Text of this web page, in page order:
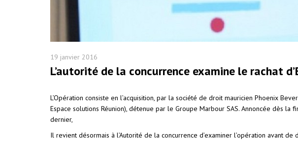
19 janvier 2016
L’autorité de la concurrence examine le rachat
L’Opération consiste en l’acquisition, par la société de droit mauricien Phoenix
Espace solutions Réunion), détenue par le Groupe Marbour SAS. Annoncée dès
dernier,
Il revient désormais à l’Autorité de la concurrence d’examiner l’opération avant